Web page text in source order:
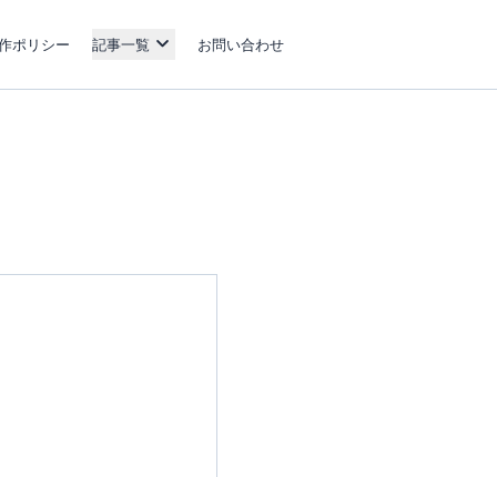
ポリシー 記事一覧 お問い合わせ